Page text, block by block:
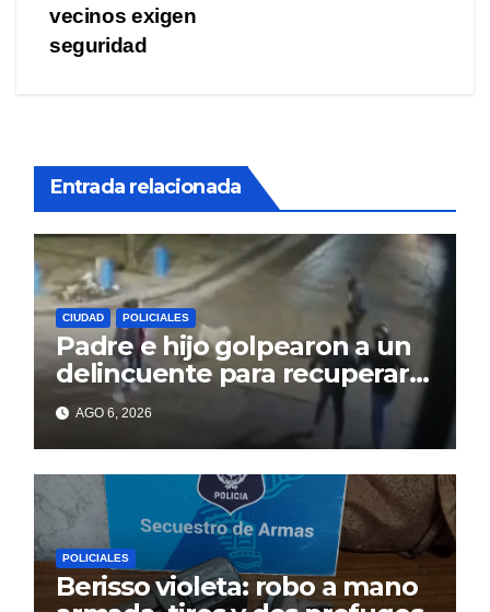
vecinos exigen
seguridad
Entrada relacionada
CIUDAD POLICIALES
Padre e hijo golpearon a un
delincuente para recuperar
un celular robado en Berisso
AGO 6, 2026
POLICIALES
Berisso violeta: robo a mano